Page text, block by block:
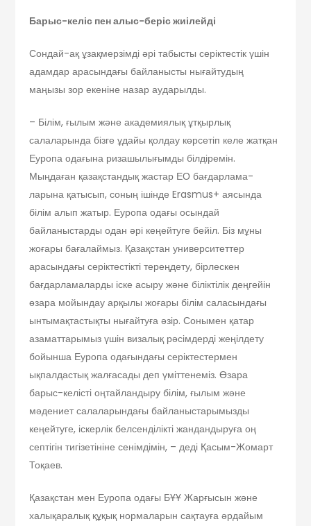
Барыс-келіс пен алыс-беріс жиілейді
Сондай-ақ ұзақмерзімді әрі табысты серіктестік үшін
адамдар арасындағы байланысты нығайтудың
маңызы зор екеніне назар аударылды.
– Білім, ғылым және академиялық ұтқырлық
салаларында бізге ұдайы қолдау көрсетіп келе жатқан
Еуропа одағына риза­шылығымды білдіремін.
Мыңдаған қазақ­стандық жастар ЕО бағдарлама­
ларына қатысып, соның ішінде Erasmus+ аясында
білім алып жатыр. Еуропа одағы осындай
байланыстарды одан әрі кеңейтуге бейіл. Біз мұны
жоғары бағалаймыз. Қазақстан университеттер
арасындағы серіктестікті тереңдету, бірлескен
бағдарламаларды іске асыру және біліктілік деңгейін
өзара мойындау арқылы жоғары білім саласынд­ағы
ынтымақтастықты нығайтуға әзір. Сонымен қатар
азаматтарымыз үшін визалық рәсімдерді жеңілдету
бойынша Еуропа одағындағы серіктестермен
ықпалдастық жалғасады деп үміттенеміз. Өзара
барыс-келісті оңтайландыру білім, ғылым және
мәдениет салаларындағы байланыстарымызды
кеңейтуге, іскерлік белсенділікті жандандыруға оң
септігін тигізетініне сенімдімін, – деді Қасым-Жомарт
Тоқаев.
Қазақстан мен Еуропа одағы БҰҰ Жарғысын және
халықаралық құқық нормаларын сақтауға әрдайым